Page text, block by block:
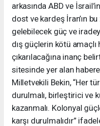
arkasında ABD ve
dost ve kardeş İran’ın
gelebilecek güç ve
dış güçlerin kötü amaçlı
çıkarılacağına inanç
sitesinde yer alan
Milletvekili Bekin, “Her
durulmalı, birleştirici ve
kazanmalı. Kolonyal
karşı durulmalıdır”